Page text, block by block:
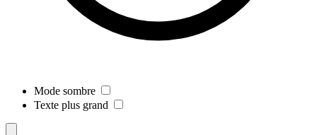
Mode sombre
Texte plus grand